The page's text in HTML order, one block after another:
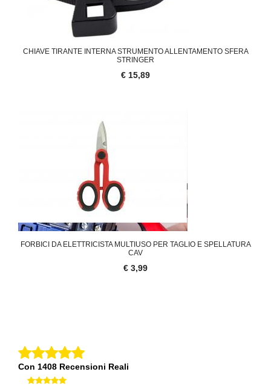
CHIAVE TIRANTE INTERNA STRUMENTO ALLENTAMENTO SFERA
STRINGER
€ 15,89
FORBICI DA ELETTRICISTA MULTIUSO PER TAGLIO E SPELLATURA
CAV
€ 3,99
Con 1408 Recensioni Reali